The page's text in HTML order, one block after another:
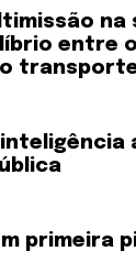
na
entre
primeira